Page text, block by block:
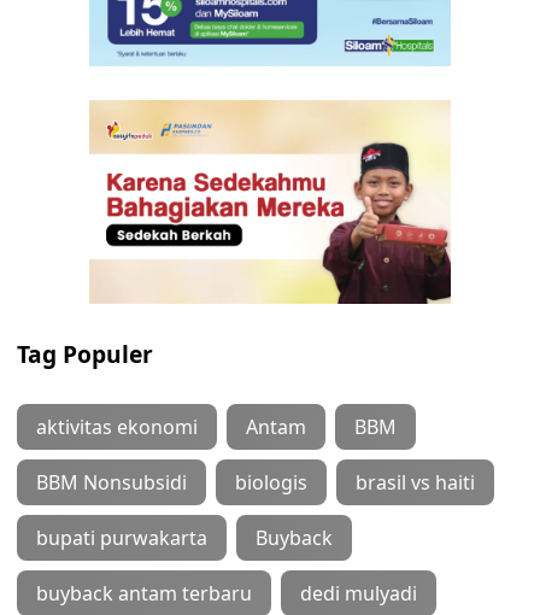
Tag Populer
aktivitas ekonomi Antam BBM
BBM Nonsubsidi biologis brasil vs haiti
bupati purwakarta Buyback
buyback antam terbaru dedi mulyadi